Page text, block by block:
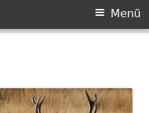
Menü